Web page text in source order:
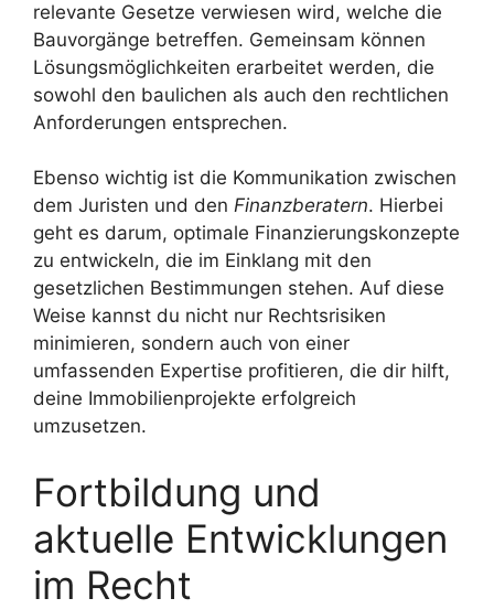
relevante Gesetze verwiesen wird, welche die
Bauvorgänge betreffen. Gemeinsam können
Lösungsmöglichkeiten erarbeitet werden, die
sowohl den baulichen als auch den rechtlichen
Anforderungen entsprechen.
Ebenso wichtig ist die Kommunikation zwischen
dem Juristen und den Finanzberatern. Hierbei
geht es darum, optimale Finanzierungskonzepte
zu entwickeln, die im Einklang mit den
gesetzlichen Bestimmungen stehen. Auf diese
Weise kannst du nicht nur Rechtsrisiken
minimieren, sondern auch von einer
umfassenden Expertise profitieren, die dir hilft,
deine Immobilienprojekte erfolgreich
umzusetzen.
Fortbildung und
aktuelle Entwicklungen
im Recht